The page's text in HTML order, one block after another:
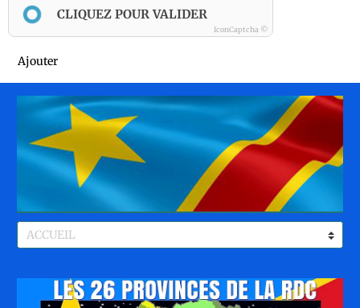
CLIQUEZ POUR VALIDER
IconCaptcha ©
Ajouter